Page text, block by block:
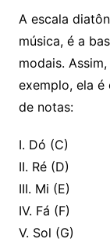
A escala
música, é a
modais.
exemplo, ela é
de notas:
I. Dó (C)
II. Ré (D)
III. Mi (E)
IV. Fá (F)
V. Sol (G)